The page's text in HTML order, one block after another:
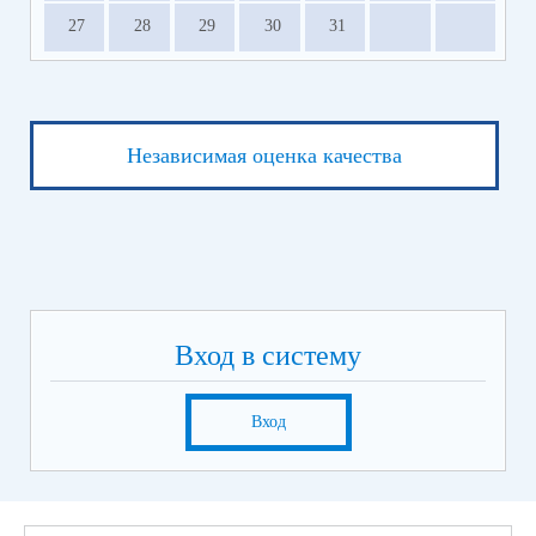
27 28 29 30 31
Независимая оценка качества
Вход в систему
Вход